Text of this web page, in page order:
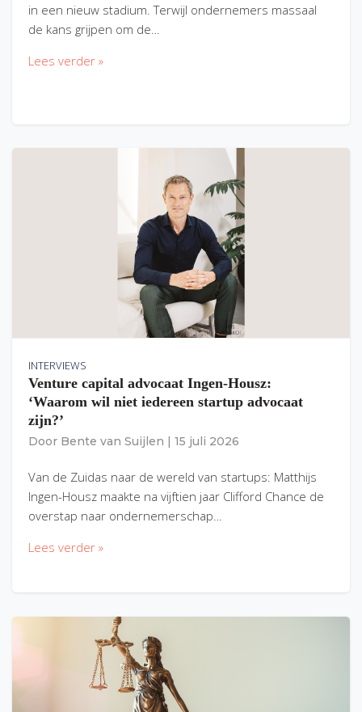
in een nieuw stadium. Terwijl ondernemers massaal
de kans grijpen om de…
Lees verder »
INTERVIEWS
Venture capital advocaat Ingen-Housz:
‘Waarom wil niet iedereen startup advocaat
zijn?’
Door Bente van Suijlen 15 juli 2026
Van de Zuidas naar de wereld van startups: Matthijs
Ingen-Housz maakte na vijftien jaar Clifford Chance de
overstap naar ondernemerschap…
Lees verder »